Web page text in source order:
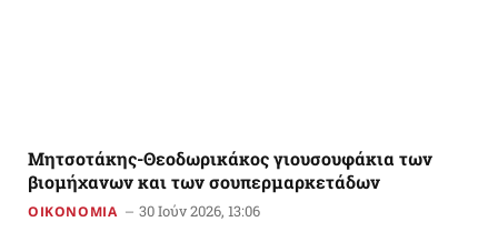
Mητσοτάκης-Θεοδωρικάκος γιουσουφάκια των
βιομήχανων και των σουπερμαρκετάδων
ΟΙΚΟΝΟΜΙΑ 30 Ιούν 2026, 13:06